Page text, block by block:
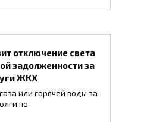
отключение света
задолженности за
ЖКХ
или горячей воды за
по